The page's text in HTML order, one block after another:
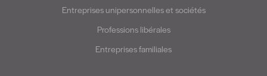
Entreprises unipersonnelles et sociétés
Professions libérales
Entreprises familiales